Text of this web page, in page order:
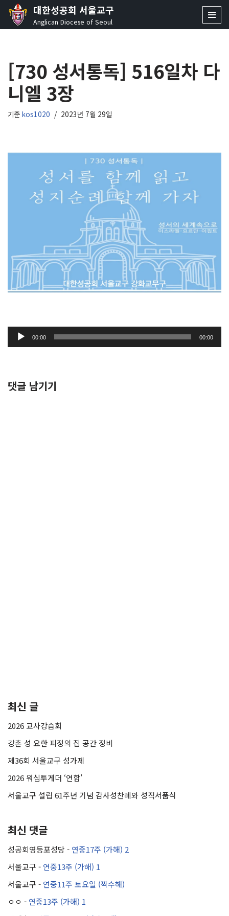
콘
로
너
뛰
기
대한성공회 서울교구
Anglican Diocese of Seoul
[730 성서통독] 516일차 다
니엘 3장
기준 kos1020 2023년 7월 29일
레
이
00:00 00:00
댓글 남기기
최신 글
2026 교사강습회
강촌 성 요한 피정의 집 공간 정비
제36회 서울교구 성가제
2026 워십투게더 ‘연합’
서울교구 설립 61주년 기념 감사성찬례와 성직서품식
최신 댓글
성공회영등포성당 - 연중17주 (가해) 2
서울교구 - 연중13주 (가해) 1
서울교구 - 연중11주 토요일 (짝수해)
ㅇㅇ - 연중13주 (가해) 1